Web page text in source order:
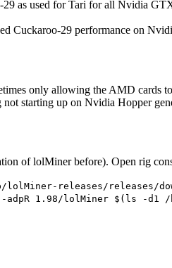
as used for Tari for all Nvidia
Cuckaroo-29 performance on
only allowing the AMD cards
starting up on Nvidia Hopper
of lolMiner before). Open rig
releases/releases/
-adpR 1.98/lolMiner $(ls -